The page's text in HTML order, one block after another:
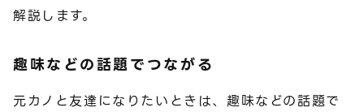
解説します。
趣味などの話題でつながる
元カノと友達になりたいときは、趣味などの話題で